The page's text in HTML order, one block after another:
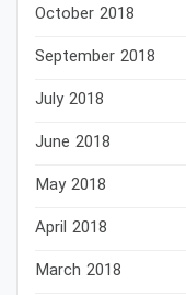
October 2018
September 2018
July 2018
June 2018
May 2018
April 2018
March 2018